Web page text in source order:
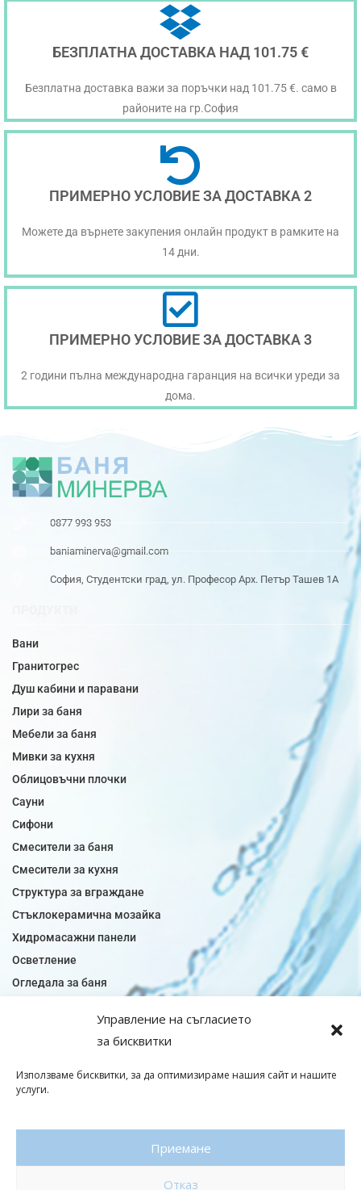
Управление на съгласието
за бисквитки
Използваме бисквитки, за да оптимизираме нашия сайт и нашите
услуги.
Приемане
Отказ
БЕЗПЛАТНА ДОСТАВКА НАД 101.75 €
Безплатна доставка важи за поръчки над 101.75 €. само в
районите на гр.София
ПРИМЕРНО УСЛОВИЕ ЗА ДОСТАВКА 2
Можете да върнете закупения онлайн продукт в рамките на
14 дни.
ПРИМЕРНО УСЛОВИЕ ЗА ДОСТАВКА 3
2 години пълна международна гаранция на всички уреди за
дома.
0877 993 953
baniaminerva@gmail.com
София, Студентски град, ул. Професор Арх. Петър Ташев 1А
Вани
Гранитогрес
Душ кабини и паравани
Лири за баня
Мебели за баня
Мивки за кухня
Облицовъчни плочки
Сауни
Сифони
Смесители за баня
Смесители за кухня
Структура за вграждане
Стъклокерамична мозайка
Хидромасажни панели
Осветление
Огледала за баня
Плочки за кухня
Подови лентова сифони
Подови плочки